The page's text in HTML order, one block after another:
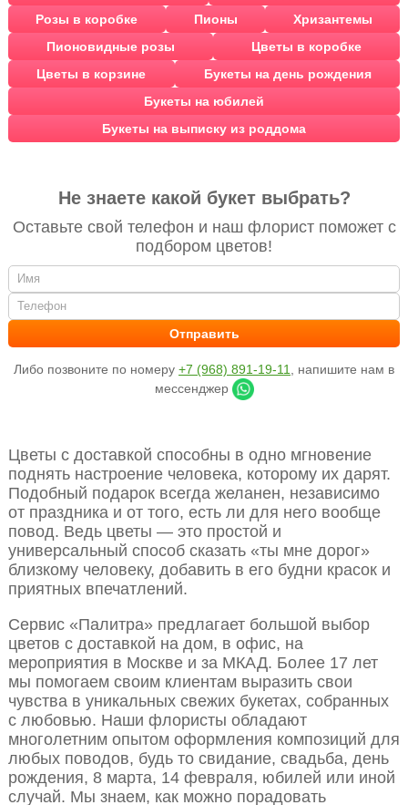
Розы в коробке
Пионы
Хризантемы
Пионовидные розы
Цветы в коробке
Цветы в корзине
Букеты на день рождения
Букеты на юбилей
Букеты на выписку из роддома
Не знаете какой букет выбрать?
Оставьте свой телефон и наш флорист поможет с
подбором цветов!
Либо позвоните по номеру +7 (968) 891-19-11
, напишите нам в
мессенджер
Цветы с доставкой способны в одно мгновение
поднять настроение человека, которому их дарят.
Подобный подарок всегда желанен, независимо
от праздника и от того, есть ли для него вообще
повод. Ведь цветы — это простой и
универсальный способ сказать «ты мне дорог»
близкому человеку, добавить в его будни красок и
приятных впечатлений.
Сервис «Палитра» предлагает большой выбор
цветов с доставкой на дом, в офис, на
мероприятия в Москве и за МКАД. Более 17 лет
мы помогаем своим клиентам выразить свои
чувства в уникальных свежих букетах, собранных
с любовью. Наши флористы обладают
многолетним опытом оформления композиций для
любых поводов, будь то свидание, свадьба, день
рождения, 8 марта, 14 февраля, юбилей или иной
случай. Мы знаем, как можно порадовать